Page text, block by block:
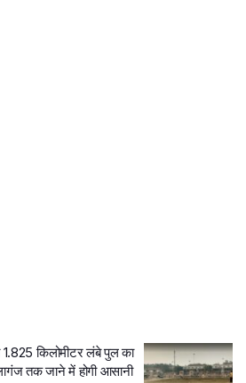
किलोमीटर लंबे पुल का
तक जाने में होगी आसानी